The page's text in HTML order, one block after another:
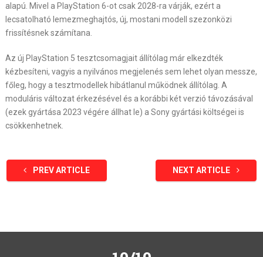
alapú. Mivel a PlayStation 6-ot csak 2028-ra várják, ezért a
lecsatolható lemezmeghajtós, új, mostani modell szezonközi
frissítésnek számítana.
Az új PlayStation 5 tesztcsomagjait állítólag már elkezdték
kézbesíteni, vagyis a nyilvános megjelenés sem lehet olyan messze,
főleg, hogy a tesztmodellek hibátlanul működnek állítólag. A
moduláris változat érkezésével és a korábbi két verzió távozásával
(ezek gyártása 2023 végére állhat le) a Sony gyártási költségei is
csökkenhetnek.
PREV ARTICLE NEXT ARTICLE